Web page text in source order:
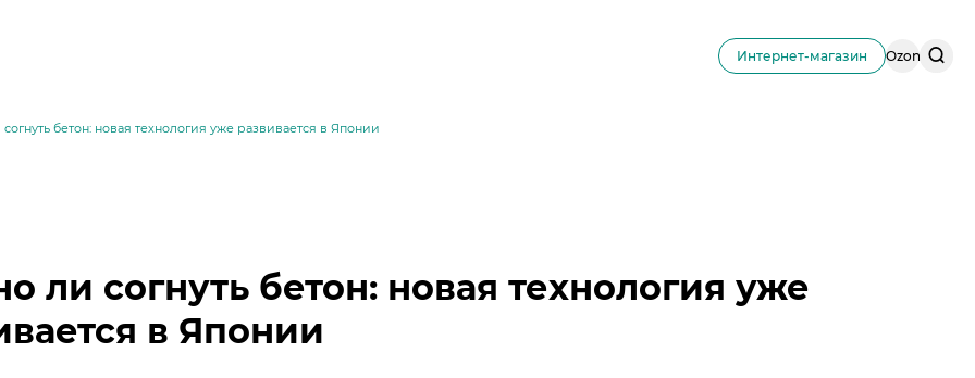
Интернет-магазин Ozon
бетон: новая технология уже развивается в Японии
ли согнуть бетон: новая технология уже
в Японии